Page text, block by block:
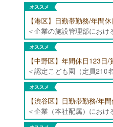
オススメ
オススメ
オススメ